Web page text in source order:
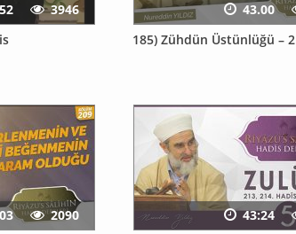
3946
185) Zühdün Üstünlüğü – 2
43.00
2090 43:24